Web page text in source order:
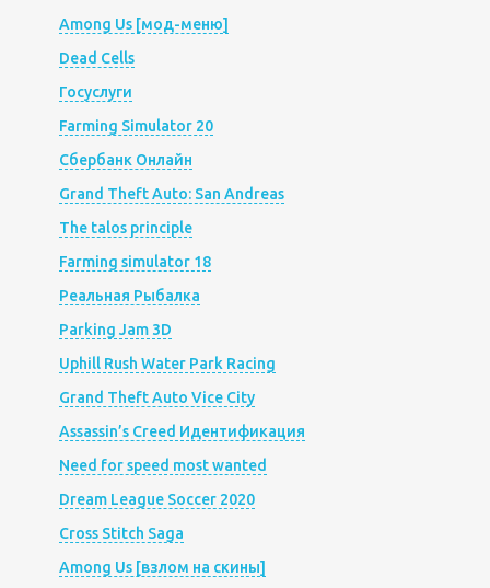
Among Us [мод-меню]
Dead Cells
Госуслуги
Farming Simulator 20
Сбербанк Онлайн
Grand Theft Auto: San Andreas
The talos principle
Farming simulator 18
Реальная Рыбалка
Parking Jam 3D
Uphill Rush Water Park Racing
Grand Theft Auto Vice City
Assassin’s Creed Идентификация
Need for speed most wanted
Dream League Soccer 2020
Cross Stitch Saga
Among Us [взлом на скины]